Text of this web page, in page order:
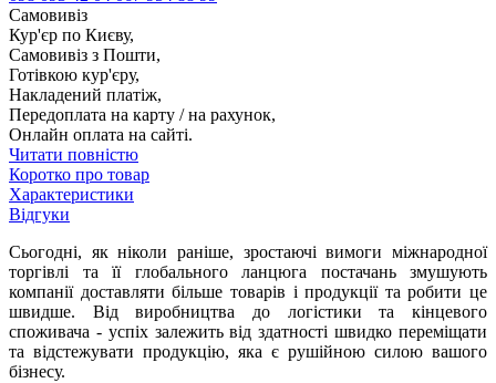
Самовивіз
Кур'єр по Києву,
Самовивіз з Пошти,
Готівкою кур'єру,
Накладений платіж,
Передоплата на карту / на рахунок,
Онлайн оплата на сайті.
Читати повністю
Коротко про товар
Характеристики
Відгуки
Сьогодні, як ніколи раніше, зростаючі вимоги міжнародної
торгівлі та її глобального ланцюга постачань змушують
компанії доставляти більше товарів і продукції та робити це
швидше. Від виробництва до логістики та кінцевого
споживача - успіх залежить від здатності швидко переміщати
та відстежувати продукцію, яка є рушійною силою вашого
бізнесу.